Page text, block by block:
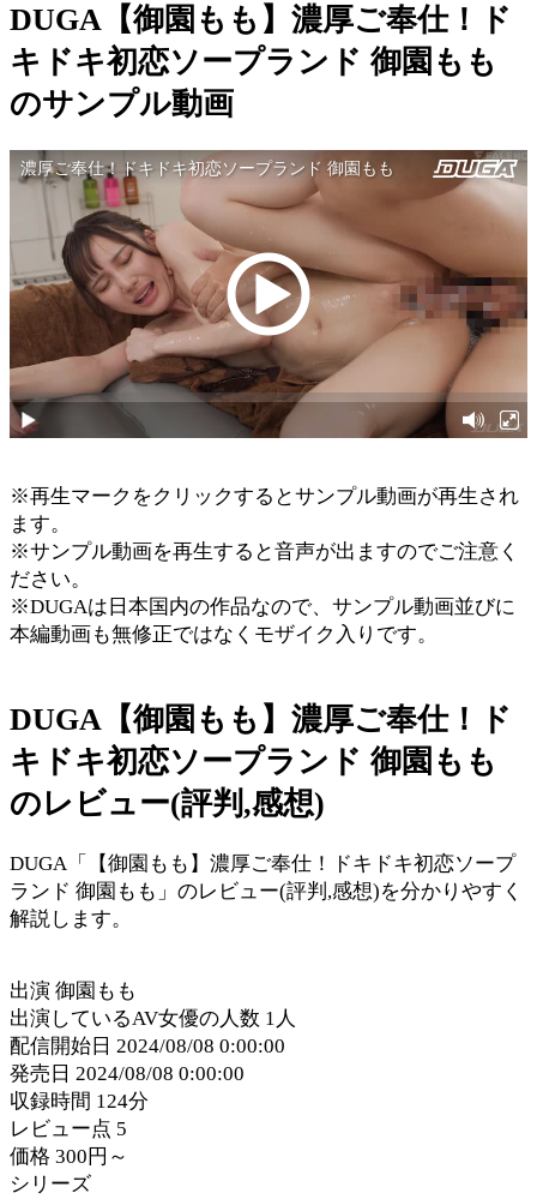
DUGA【御園もも】濃厚ご奉仕！ド
キドキ初恋ソープランド 御園もも
のサンプル動画
※再生マークをクリックするとサンプル動画が再生され
ます。
※サンプル動画を再生すると音声が出ますのでご注意く
ださい。
※DUGAは日本国内の作品なので、サンプル動画並びに
本編動画も無修正ではなくモザイク入りです。
DUGA【御園もも】濃厚ご奉仕！ド
キドキ初恋ソープランド 御園もも
のレビュー(評判,感想)
DUGA「【御園もも】濃厚ご奉仕！ドキドキ初恋ソープ
ランド 御園もも」のレビュー(評判,感想)を分かりやすく
解説します。
出演 御園もも
出演しているAV女優の人数 1人
配信開始日 2024/08/08 0:00:00
発売日 2024/08/08 0:00:00
収録時間 124分
レビュー点 5
価格 300円～
シリーズ